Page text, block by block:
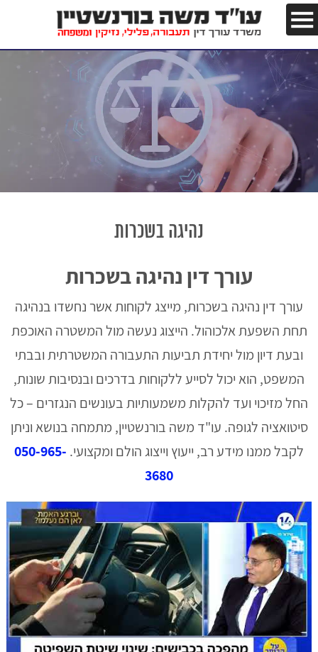
נהיגה בשכרות
עורך דין נהיגה בשכרות
עורך דין נהיגה בשכרות, מייצג לקוחות אשר נחשדו בנהיגה
תחת השפעת אלכוהול. הייצוג נעשה מול המשטרה האוכפת
ובעת דיון מול יחידת תביעות התעבורה המשטרתית ובבתי
המשפט, הוא יכול לסייע ללקוחות בדרכים ובנסיבות שונות,
החל מזיכוי ועד להקלות משמעותיות בעונשים הנגזרים – כל
סיטואציה לגופה. עו"ד משה בורנשטיין, מתמחה בנושא וניתן
לקבל ממנו מידע רב, ייעוץ וייצוג הולם ומקצועי. 050-965-
3680